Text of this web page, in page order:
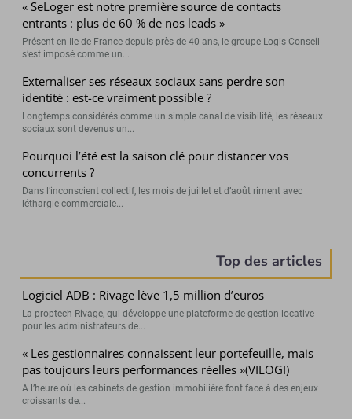
« SeLoger est notre première source de contacts
entrants : plus de 60 % de nos leads »
Présent en Ile-de-France depuis près de 40 ans, le groupe Logis Conseil
s’est imposé comme un...
Externaliser ses réseaux sociaux sans perdre son
identité : est-ce vraiment possible ?
Longtemps considérés comme un simple canal de visibilité, les réseaux
sociaux sont devenus un...
Pourquoi l’été est la saison clé pour distancer vos
concurrents ?
Dans l’inconscient collectif, les mois de juillet et d’août riment avec
léthargie commerciale...
Top des articles
Logiciel ADB : Rivage lève 1,5 million d’euros
La proptech Rivage, qui développe une plateforme de gestion locative
pour les administrateurs de...
« Les gestionnaires connaissent leur portefeuille, mais
pas toujours leurs performances réelles »(VILOGI)
A l’heure où les cabinets de gestion immobilière font face à des enjeux
croissants de...